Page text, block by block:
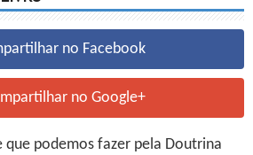
no Facebook
no Google+
que podemos fazer pela Doutrina